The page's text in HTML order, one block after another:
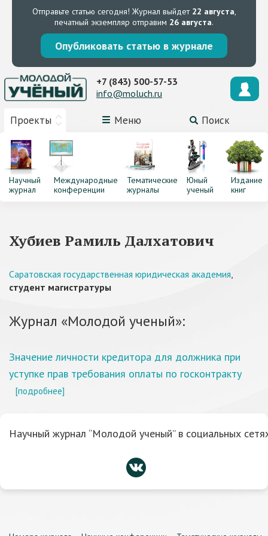
Отправьте статью сегодня! Журнал выйдет 22 августа,
печатный экземпляр отправим 26 августа.
Опубликовать статью в журнале
Проекты Меню Поиск
+7 (843) 500-57-53
info@moluch.ru
Научный
журнал
Международные
конференции
Тематические
журналы
Юный
ученый
Издание
книг
Хубиев Рамиль Далхатович
Саратовская государственная юридическая академия,
студент магистратуры
Журнал «Молодой ученый»:
Значение личности кредитора для должника при
уступке прав требования оплаты по госконтракту
[подробнее]
Научный журнал “Молодой ученый” в социальных